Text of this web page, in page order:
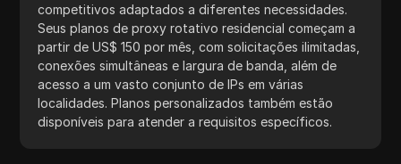
competitivos adaptados a diferentes necessidades.
Seus planos de proxy rotativo residencial começam a
partir de US$ 150 por mês, com solicitações ilimitadas,
conexões simultâneas e largura de banda, além de
acesso a um vasto conjunto de IPs em várias
localidades. Planos personalizados também estão
disponíveis para atender a requisitos específicos.